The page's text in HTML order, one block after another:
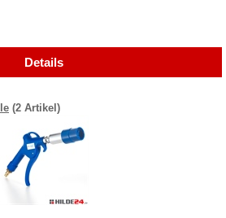
Details
(2 Artikel)